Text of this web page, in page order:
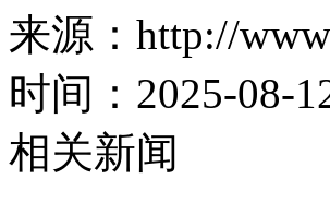
来源：http://
时间：2025-08-
相关新闻